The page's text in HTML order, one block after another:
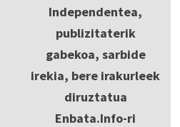
Independentea,
publizitaterik
gabekoa, sarbide
irekia, bere irakurleek
diruztatua
Enbata.Info-ri